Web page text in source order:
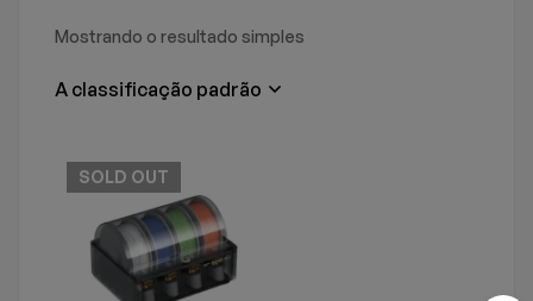
Mostrando o resultado simples
A classificação padrão
SOLD OUT